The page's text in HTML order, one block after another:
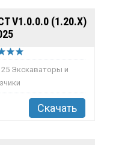
V1.0.0.0 (1.20.X)
25 Экскаваторы и
Скачать